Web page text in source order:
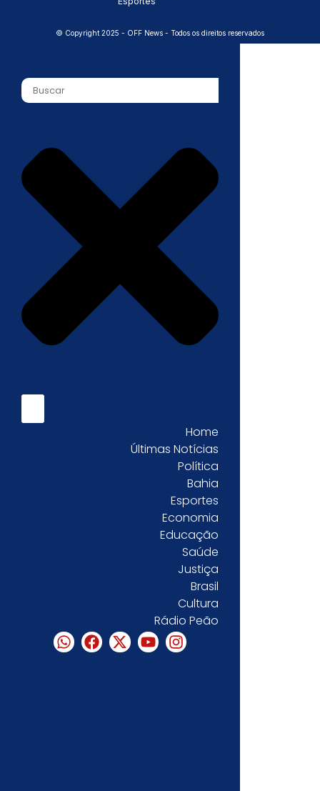
© Copyright 2025 - OFF News - Todos os direitos reservados
Home
Últimas Notícias
Política
Bahia
Esportes
Economia
Educação
Saúde
Justiça
Brasil
Cultura
Rádio Peão